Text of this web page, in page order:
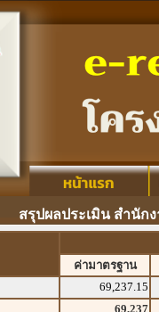
สรุปผลประเมิน สำนัก
ค่ามาตรฐาน
69,237.15
69,237